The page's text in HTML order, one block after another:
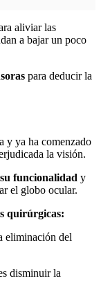
aliviar las
a bajar un poco
para deducir la
y ya ha comenzado
la visión.
funcionalidad y
el globo ocular.
quirúrgicas:
eliminación del
disminuir la